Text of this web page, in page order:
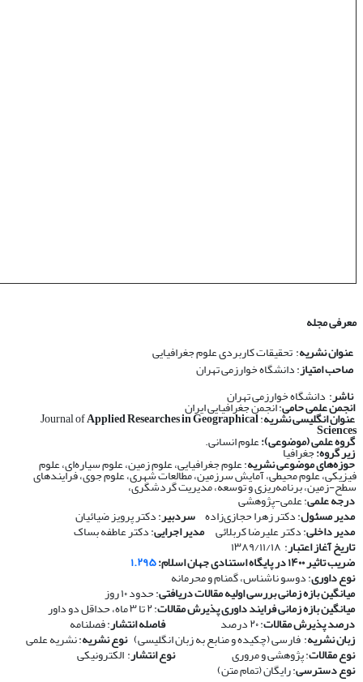
معرفی مجله
عنوان نشریه: تحقیقات کاربردی علوم جغرافیایی
صاحب امتیاز: دانشگاه خوارزمی تهران
ناشر: دانشگاه خوارزمی تهران
انجمن علمی حامی: انجمن جغرافیایی ایران
عنوان انگلیسی نشریه: Journal of
Applied Researches in Geographical
Sciences
گروه علمی (موضوعی):علوم انسانی.
زیر گروه:جغرافیا
حوزه‌های موضوعی نشریه: علوم جغرافیایی، علوم زمین، علوم سیاره‌ای، علوم
فیزیکی، علوم محیطی، آمایش سرزمین، مطالعات شهری، علوم جوی، فرایندهای
سطح-زمین، برنامه‌ریزی و توسعه، مدیریت گردشگری،
درجه علمی: علمی-پژوهشی
مدیر مسئول: دکتر زهرا حجازی‌زاده سردبیر: دکتر پرویز ضیائیان
مدیر داخلی: دکتر علیرضا کربلائی مدیر اجرایی: دکتر عاطفه بساک
تاریخ آغاز اعتبار: ۱۳۸۹/۱۱/۱۸
ضریب تاثیر ۱۴۰۰ در پایگاه استنادی جهان اسلام: ۱.۲۹۵
نوع داوری: دوسو ناشناس، گمنام و محرمانه
​​​​​​​میانگین بازه زمانی بررسی اولیه مقالات دریافتی: حدود ۱۰ روز
​​​​​​​میانگین بازه زمانی فرایند داوری پذیرش مقالات: ۲ تا ۳ ماه، حداقل دو داور
درصد پذیرش مقالات: ۲۰ درصد ​​​​​​​فاصله انتشار: فصلنامه
زبان نشریه: فارسی (چکیده و منابع به زبان انگلیسی) ​​​​​​​نوع نشریه: نشریه علمی
​​​​​​​نوع مقالات: پژوهشی و مروری ​​​​​​​نوع انتشار: الکترونیکی
​​​​​​​نوع دسترسی: رایگان (تمام متن)